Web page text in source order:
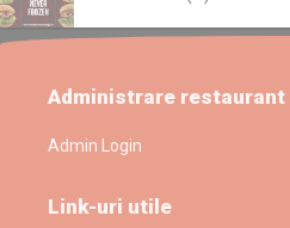
Administrare restaurant
Admin Login
Link-uri utile